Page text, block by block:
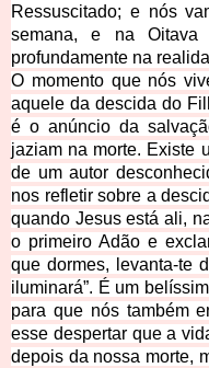
Ressuscitado; e nós
semana, e na Oitava
profundamente na
O momento que nós
aquele da descida do
é o anúncio da
jaziam na morte. Existe
de um autor
nos refletir sobre a
quando Jesus está ali,
o primeiro Adão e
que dormes, levanta-te
iluminará”. É um
para que nós também
esse despertar que a
depois da nossa morte,